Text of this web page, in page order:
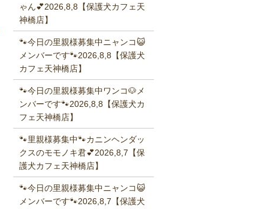
ゃん💕2026,8,8【保護犬カフェ天
神橋店】
🐾今日の里親様募集中ニャンコ😺
メンバーです🐾2026,8,8【保護犬
カフェ天神橋店】
🐾今日の里親様募集中ワンコ🐶メ
ンバーです🐾2026,8,8【保護犬カ
フェ天神橋店】
🐾里親様募集中🐾カニンヘンダッ
クスのモモノキ君💕2026,8,7【保
護犬カフェ天神橋店】
🐾今日の里親様募集中ニャンコ😺
メンバーです🐾2026,8,7【保護犬